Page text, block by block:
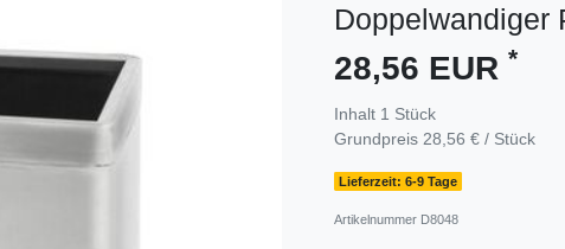
Doppelwandiger
28,56 EUR *
Inhalt 1 Stück
Grundpreis 28,56 € / Stück
Lieferzeit: 6-9 Tage
Artikelnummer D8048